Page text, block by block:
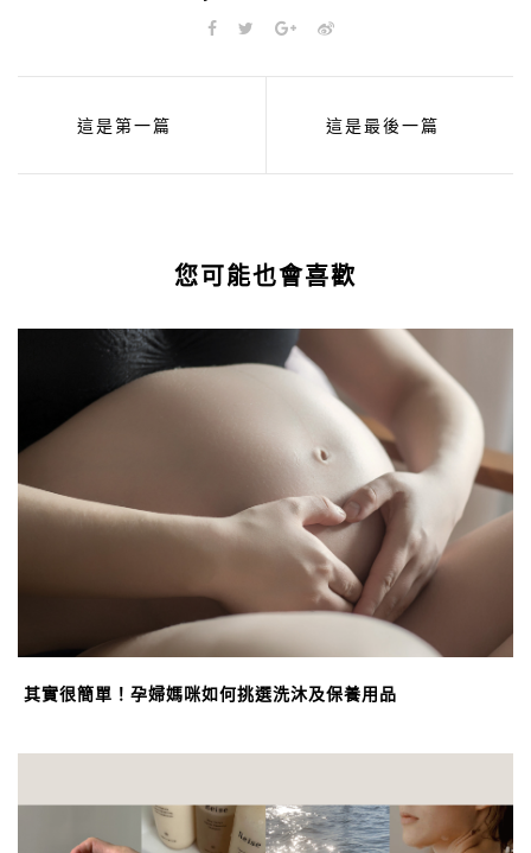
這是第一篇 這是最後一篇
您可能也會喜歡
其實很簡單！孕婦媽咪如何挑選洗沐及保養用品